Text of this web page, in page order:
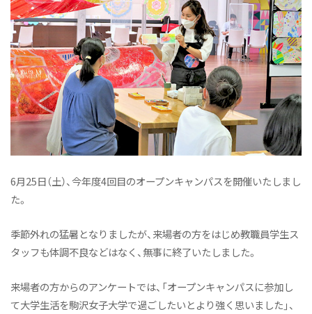
6月25日（土）、今年度4回目のオープンキャンパスを開催いたしまし
た。
季節外れの猛暑となりましたが、来場者の方をはじめ教職員学生ス
タッフも体調不良などはなく、無事に終了いたしました。
来場者の方からのアンケートでは、「オープンキャンパスに参加し
て大学生活を駒沢女子大学で過ごしたいとより強く思いました」、